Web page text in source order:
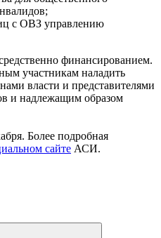
с ОВЗ управлению
финансированием.
участникам наладить
власти и представителями
и надлежащим образом
Более подробная
сайте АСИ.